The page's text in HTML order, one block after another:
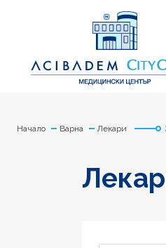
Начало Варна Лекари